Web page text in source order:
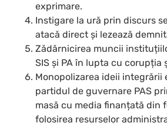
exprimare.
Instigare la ură prin discurs
atacă direct și lezează
Zădărnicirea muncii
SIS și PA în lupta cu corupția
Monopolizarea ideii integrării
partidul de guvernare PAS
masă cu media finanțată din
folosirea resurselor